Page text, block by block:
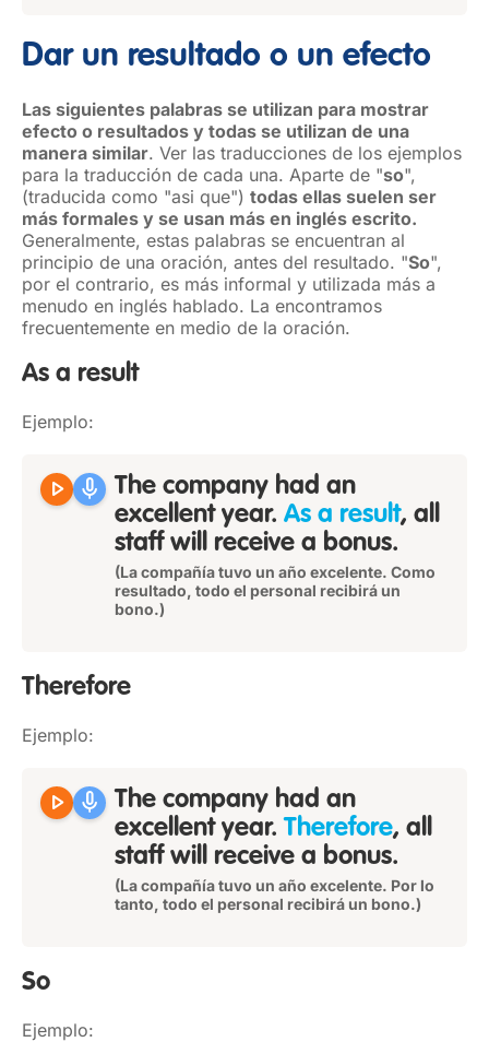
Dar un resultado o un efecto
Las siguientes palabras se utilizan para mostrar
efecto o resultados y todas se utilizan de una
manera similar. Ver las traducciones de los ejemplos
para la traducción de cada una. Aparte de "so",
(traducida como "asi que") todas ellas suelen ser
más formales y se usan más en inglés escrito.
Generalmente, estas palabras se encuentran al
principio de una oración, antes del resultado. "So",
por el contrario, es más informal y utilizada más a
menudo en inglés hablado. La encontramos
frecuentemente en medio de la oración.
As a result
Ejemplo:
play_arrow mic The company had an
excellent year. As a result, all
staff will receive a bonus.
(La compañía tuvo un año excelente. Como
resultado, todo el personal recibirá un
bono.)
Therefore
Ejemplo:
play_arrow mic The company had an
excellent year. Therefore, all
staff will receive a bonus.
(La compañía tuvo un año excelente. Por lo
tanto, todo el personal recibirá un bono.)
So
Ejemplo: